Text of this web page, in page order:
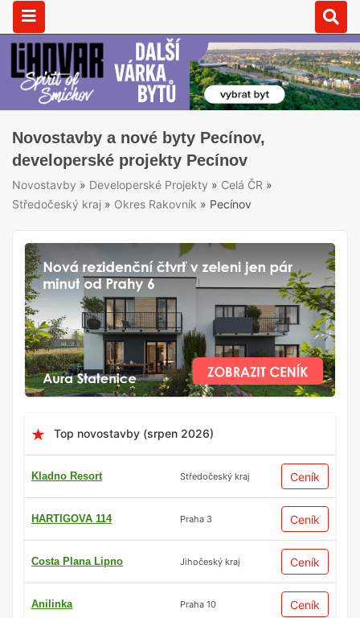
Novostavby a nové byty Pecínov,
developerské projekty Pecínov
Novostavby » Developerské Projekty » Celá ČR »
Středočeský kraj » Okres Rakovník » Pecínov
Top novostavby (srpen 2026)
Kladno Resort Středočeský kraj Ceník
HARTIGOVA 114 Praha 3 Ceník
Costa Plana Lipno Jihočeský kraj Ceník
Anilinka Praha 10 Ceník